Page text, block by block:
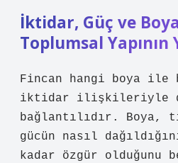
İktidar, Güç ve
Toplumsal Yapının
Fincan hangi boya ile
iktidar ilişkileriyle
bağlantılıdır. Boya,
gücün nasıl
kadar özgür olduğunu